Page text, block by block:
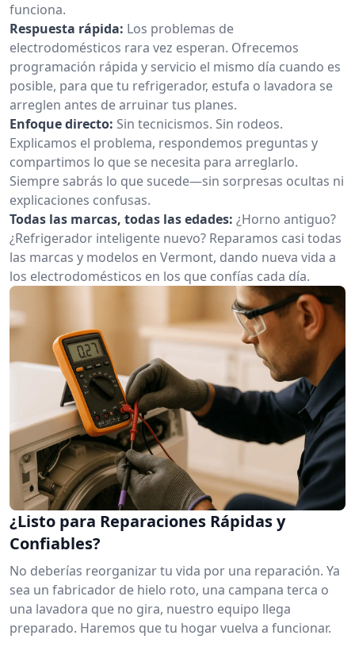
funciona.
Respuesta rápida: Los problemas de
electrodomésticos rara vez esperan. Ofrecemos
programación rápida y servicio el mismo día cuando es
posible, para que tu refrigerador, estufa o lavadora se
arreglen antes de arruinar tus planes.
Enfoque directo: Sin tecnicismos. Sin rodeos.
Explicamos el problema, respondemos preguntas y
compartimos lo que se necesita para arreglarlo.
Siempre sabrás lo que sucede—sin sorpresas ocultas ni
explicaciones confusas.
Todas las marcas, todas las edades: ¿Horno antiguo?
¿Refrigerador inteligente nuevo? Reparamos casi todas
las marcas y modelos en Vermont, dando nueva vida a
los electrodomésticos en los que confías cada día.
¿Listo para Reparaciones Rápidas y
Confiables?
No deberías reorganizar tu vida por una reparación. Ya
sea un fabricador de hielo roto, una campana terca o
una lavadora que no gira, nuestro equipo llega
preparado. Haremos que tu hogar vuelva a funcionar.